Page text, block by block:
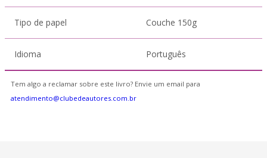
Tipo de papel Couche 150g
Idioma Português
Tem algo a reclamar sobre este livro? Envie um email para
atendimento@clubedeautores.com.br